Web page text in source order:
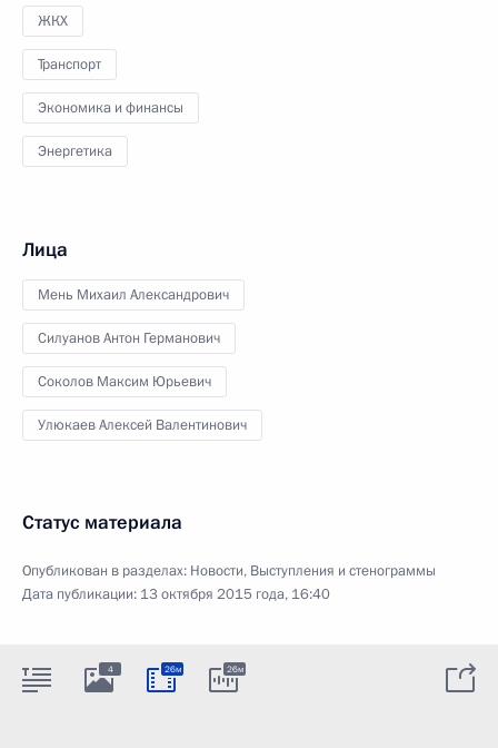
ЖКХ
Транспорт
Экономика и финансы
Энергетика
Лица
Мень Михаил Александрович
Силуанов Антон Германович
Соколов Максим Юрьевич
Улюкаев Алексей Валентинович
Статус материала
Опубликован в разделах: Новости, Выступления и стенограммы
Дата публикации: 13 октября 2015 года, 16:40
4 26м 26м